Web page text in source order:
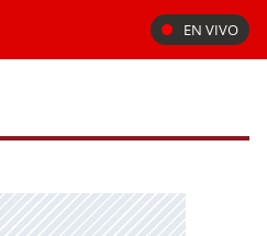
EN VIVO